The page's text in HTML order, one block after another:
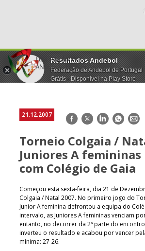
Resultados Andebol
Federação de Andebol de Portugal
Grátis - Disponivel na Play Store
21.12.2007 Facebook
TwitterLinkedInWhatsApp
E-
Torneio Colgaia /
Juniores A femininas
com Colégio de Gaia
Começou esta sexta-feira, dia 21 de
Colgaia / Natal 2007. No primeiro jogo do
Junior A feminina defrontou a equipa do
intervalo, as Juniores A femininas venciam
entanto, no decorrer da 2ª parte do
inverteu o resultado e acabou por vencer
mínima: 27-26.